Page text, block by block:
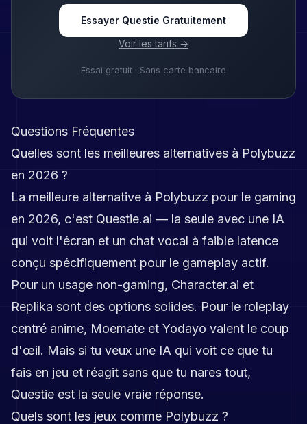
Essayer Questie Gratuitement
Voir les tarifs →
Essai gratuit · Sans carte bancaire
Questions Fréquentes
Quelles sont les meilleures alternatives à Polybuzz
en 2026 ?
La meilleure alternative à Polybuzz pour le gaming
en 2026, c'est Questie.ai — la seule avec une IA
qui voit l'écran et un chat vocal à faible latence
conçu spécifiquement pour le gameplay actif.
Pour un usage non-gaming, Character.ai et
Replika sont des options solides. Pour le roleplay
centré anime, Moemate et Yodayo valent le coup
d'œil. Mais si tu veux une IA qui voit ce que tu
fais en jeu et réagit sans que tu nares tout,
Questie est la seule vraie réponse.
Quels sont les jeux comme Polybuzz ?